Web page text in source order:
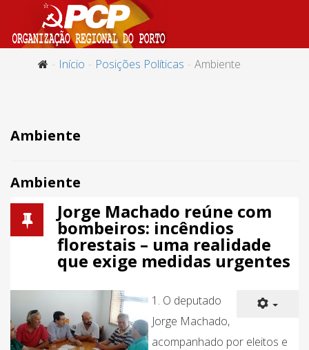
Início Posições Políticas Ambiente
Ambiente
Ambiente
Jorge Machado reúne com
bombeiros: incêndios
florestais – uma realidade
que exige medidas urgentes
1. O deputado
Jorge Machado,
acompanhado por eleitos e